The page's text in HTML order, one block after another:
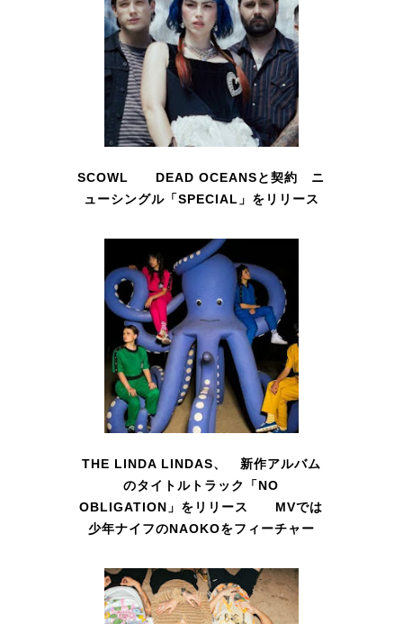
SCOWL DEAD OCEANSと契約 ニ
ューシングル「SPECIAL」をリリース
THE LINDA LINDAS、 新作アルバム
のタイトルトラック「NO
OBLIGATION」をリリース MVでは
少年ナイフのNAOKOをフィーチャー